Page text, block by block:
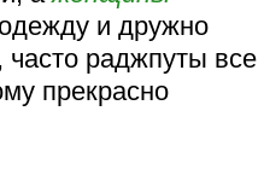
и дружно
раджпуты все
прекрасно